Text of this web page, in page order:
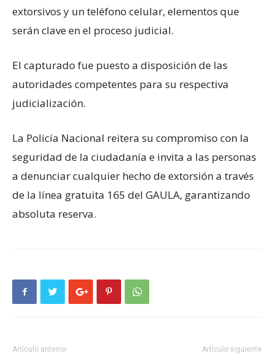
extorsivos y un teléfono celular, elementos que
serán clave en el proceso judicial.
El capturado fue puesto a disposición de las
autoridades competentes para su respectiva
judicialización.
La Policía Nacional reitera su compromiso con la
seguridad de la ciudadanía e invita a las personas
a denunciar cualquier hecho de extorsión a través
de la línea gratuita 165 del GAULA, garantizando
absoluta reserva.
Artículo anterior Artículo siguiente